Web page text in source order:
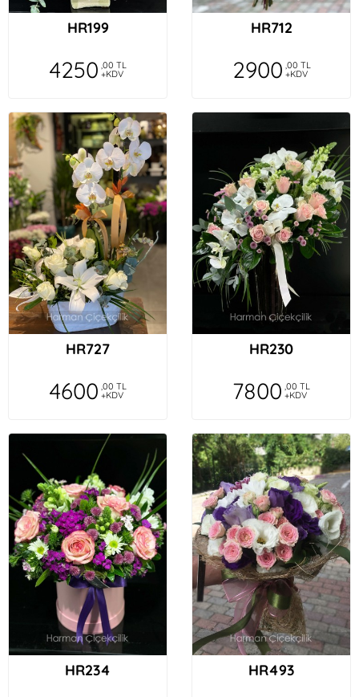
HR199
4250 ,00 TL
+KDV
HR712
2900 ,00 TL
+KDV
HR727
4600 ,00 TL
+KDV
HR230
7800 ,00 TL
+KDV
HR234 HR493